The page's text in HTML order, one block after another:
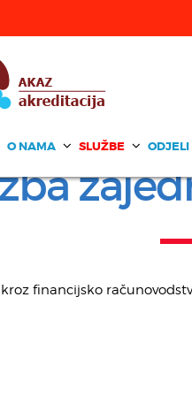
O NAMA SLUŽBE ODJELI
financijsko